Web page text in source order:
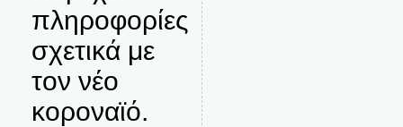
πληροφορίες
σχετικά με
τον νέο
κοροναϊό.